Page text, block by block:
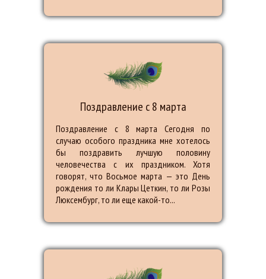
Поздравление с 8 марта
Поздравление с 8 марта Сегодня по
случаю особого праздника мне хотелось
бы поздравить лучшую половину
человечества с их праздником. Хотя
говорят, что Восьмое марта — это День
рождения то ли Клары Цеткин, то ли Розы
Люксембург, то ли еще какой-то...